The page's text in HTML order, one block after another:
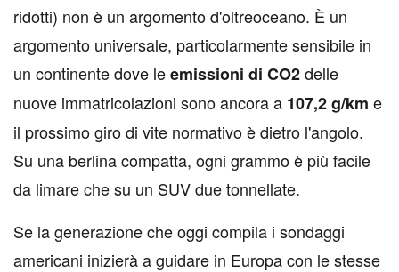
ridotti) non è un argomento d'oltreoceano. È un
argomento universale, particolarmente sensibile in
un continente dove leemissioni di CO2delle
nuove immatricolazioni sono ancora a 107,2 g/km e
il prossimo giro di vite normativo è dietro l'angolo.
Su una berlina compatta, ogni grammo è più facile
da limare che su un SUV due tonnellate.
Se la generazione che oggi compila i sondaggi
americani inizierà a guidare in Europa con le stesse